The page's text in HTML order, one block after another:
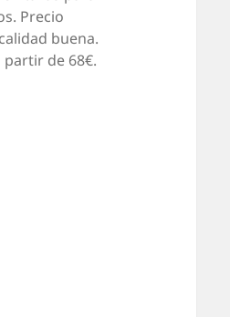
Precio
buena.
partir de 68€.